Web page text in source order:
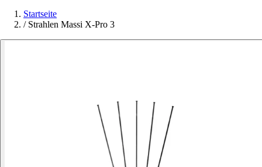
Startseite
/ Strahlen Massi X-Pro 3